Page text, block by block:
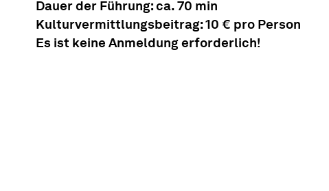
Dauer der Führung: ca. 70 min
Kulturvermittlungsbeitrag: 10 € pro Person
Es ist keine Anmeldung erforderlich!